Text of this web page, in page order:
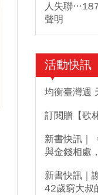
人失聯
聲明
活動快訊
均衡臺灣週
訂閱贈【歌
新書快訊｜
與金錢相處
新書快訊｜
42歲窮大叔